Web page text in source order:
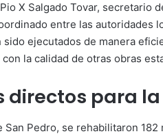
X Salgado Tovar, secretario
entre las autoridades
sido ejecutados de manera
la calidad de otras obras
directos para
San Pedro, se rehabilitaron